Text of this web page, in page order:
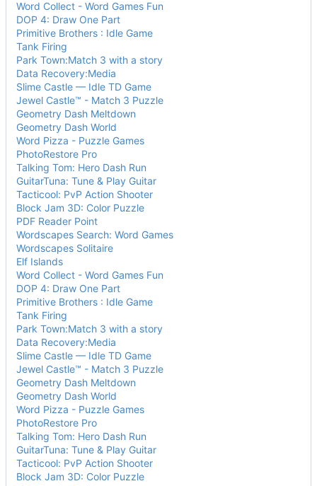
Word Collect - Word Games Fun
DOP 4: Draw One Part
Primitive Brothers : Idle Game
Tank Firing
Park Town:Match 3 with a story
Data Recovery:Media
Slime Castle — Idle TD Game
Jewel Castle™ - Match 3 Puzzle
Geometry Dash Meltdown
Geometry Dash World
Word Pizza - Puzzle Games
PhotoRestore Pro
Talking Tom: Hero Dash Run
GuitarTuna: Tune & Play Guitar
Tacticool: PvP Action Shooter
Block Jam 3D: Color Puzzle
PDF Reader Point
Wordscapes Search: Word Games
Wordscapes Solitaire
Elf Islands
Word Collect - Word Games Fun
DOP 4: Draw One Part
Primitive Brothers : Idle Game
Tank Firing
Park Town:Match 3 with a story
Data Recovery:Media
Slime Castle — Idle TD Game
Jewel Castle™ - Match 3 Puzzle
Geometry Dash Meltdown
Geometry Dash World
Word Pizza - Puzzle Games
PhotoRestore Pro
Talking Tom: Hero Dash Run
GuitarTuna: Tune & Play Guitar
Tacticool: PvP Action Shooter
Block Jam 3D: Color Puzzle